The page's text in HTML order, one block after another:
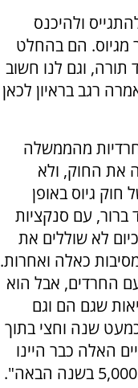
ולהיכנס
מגיוס. הם בהחלט
תורה, וגם לנו חשוב
רגב בראיון לכאן
מהממשלה
את החוק, ולא
גיוס באופן
ברור, עם סנקציות
לא שוללים את
כאלה ואחרות.
החרדים, אבל הוא
שגם הם וגם
שנה וחצי בתוך
האלה כבר היינו